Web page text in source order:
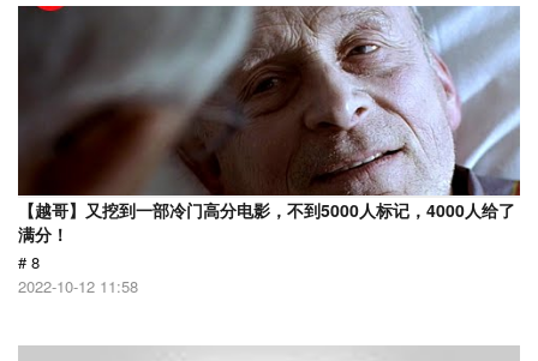
【越哥】又挖到一部冷门高分电影，不到5000人标记，4000人给了
满分！
# 8
2022-10-12 11:58